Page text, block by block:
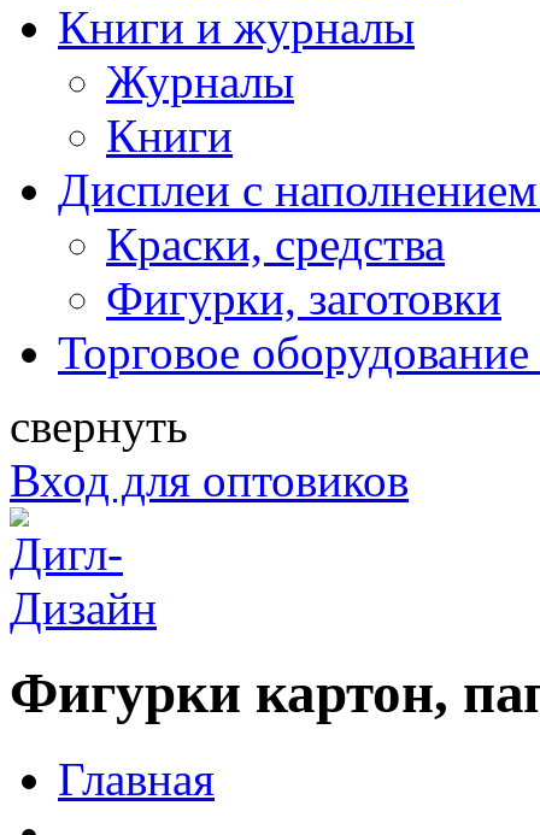
Книги и журналы
Журналы
Книги
Дисплеи с
Краски, средства
Фигурки, заготовки
Торговое
свернуть
Вход для оптовиков
Фигурки картон,
Главная